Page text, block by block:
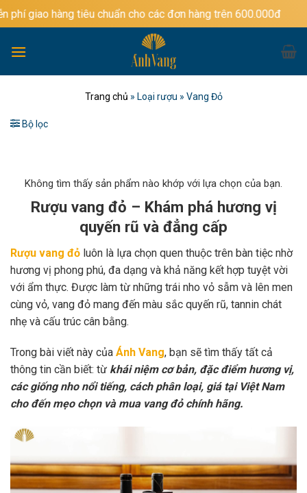
Bỏ
qua
dung
tiêu chuẩn cho các đơn hàng trên 600.000đ
Trang chủ » Loại rượu » Vang Đỏ
Bộ lọc
Không tìm thấy sản phẩm nào khớp với lựa chọn của bạn.
Rượu vang đỏ – Khám phá hương vị
quyến rũ và đẳng cấp
Rượu vang đỏ luôn là lựa chọn quen thuộc trên bàn tiệc nhờ
hương vị phong phú, đa dạng và khả năng kết hợp tuyệt vời
với ẩm thực. Được làm từ những trái nho vỏ sẫm và lên men
cùng vỏ, vang đỏ mang đến màu sắc quyến rũ, tannin chát
nhẹ và cấu trúc cân bằng.
Trong bài viết này của Ánh Vang, bạn sẽ tìm thấy tất cả
thông tin cần biết: từ khái niệm cơ bản, đặc điểm hương vị,
các giống nho nổi tiếng, cách phân loại, giá tại Việt Nam
cho đến mẹo chọn và mua vang đỏ chính hãng.